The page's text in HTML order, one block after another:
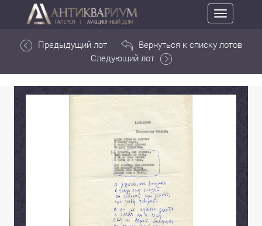
Toggle
navigation
Предыдущий лот
Вернуться к списку лотов
Следующий лот